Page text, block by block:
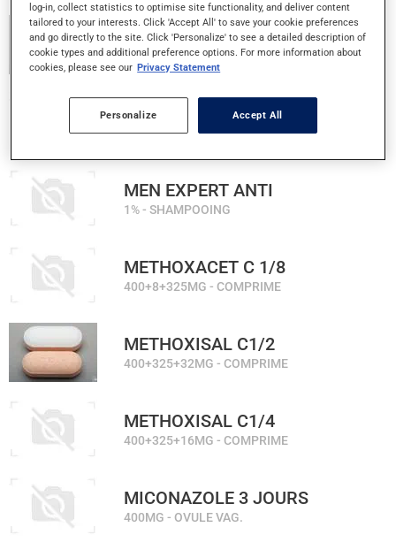
MCAL 500 MG
500MG - COMPRIME
MEGA SWISS ONE 25 MULTI
COMPRIME
MEN EXPERT ANTI
1% - SHAMPOOING
METHOXACET C 1/8
400+8+325MG - COMPRIME
METHOXISAL C1/2
400+325+32MG - COMPRIME
METHOXISAL C1/4
400+325+16MG - COMPRIME
MICONAZOLE 3 JOURS
400MG - OVULE VAG.
log-in, collect statistics to optimise site functionality, and deliver content
tailored to your interests. Click 'Accept All' to save your cookie preferences
and go directly to the site. Click 'Personalize' to see a detailed description of
cookie types and additional preference options. For more information about
cookies, please see our Privacy Statement
Personalize Accept All